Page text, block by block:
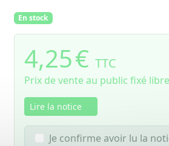
En stock
4,25€ TTC
Prix de vente au public fixé
Lire la notice
Je confirme avoir lu la